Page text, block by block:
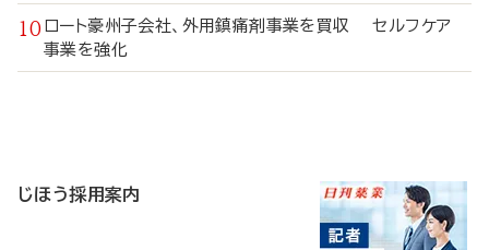
ロート豪州子会社、外用鎮痛剤事業を買収 セルフケア
事業を強化
じほう採用案内